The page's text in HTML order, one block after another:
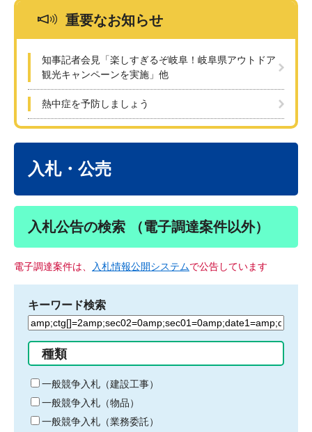
重要なお知らせ
知事記者会見「楽しすぎるぞ岐阜！岐阜県アウトドア
観光キャンペーンを実施」他
熱中症を予防しましょう
入札・公売
入札公告の検索 （電子調達案件以外）
電子調達案件は、 入札情報公開システムで公告しています
キーワード検索
検
る
キ
ー
ワ
ー
種類
一般競争入札（建設工事）
一般競争入札（物品）
一般競争入札（業務委託）